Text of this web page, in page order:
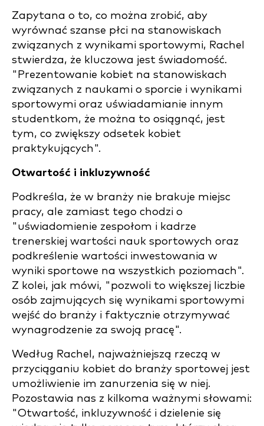
Zapytana o to, co można zrobić, aby
wyrównać szanse płci na stanowiskach
związanych z wynikami sportowymi, Rachel
stwierdza, że kluczowa jest świadomość.
"Prezentowanie kobiet na stanowiskach
związanych z naukami o sporcie i wynikami
sportowymi oraz uświadamianie innym
studentkom, że można to osiągnąć, jest
tym, co zwiększy odsetek kobiet
praktykujących".
Otwartość i inkluzywność
Podkreśla, że w branży nie brakuje miejsc
pracy, ale zamiast tego chodzi o
"uświadomienie zespołom i kadrze
trenerskiej wartości nauk sportowych oraz
podkreślenie wartości inwestowania w
wyniki sportowe na wszystkich poziomach".
Z kolei, jak mówi, "pozwoli to większej liczbie
osób zajmujących się wynikami sportowymi
wejść do branży i faktycznie otrzymywać
wynagrodzenie za swoją pracę".
Według Rachel, najważniejszą rzeczą w
przyciąganiu kobiet do branży sportowej jest
umożliwienie im zanurzenia się w niej.
Pozostawia nas z kilkoma ważnymi słowami:
"Otwartość, inkluzywność i dzielenie się